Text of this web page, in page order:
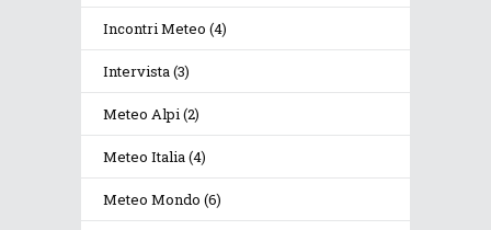
Incontri Meteo (4)
Intervista(3)
Meteo Alpi(2)
Meteo Italia(4)
Meteo Mondo (6)